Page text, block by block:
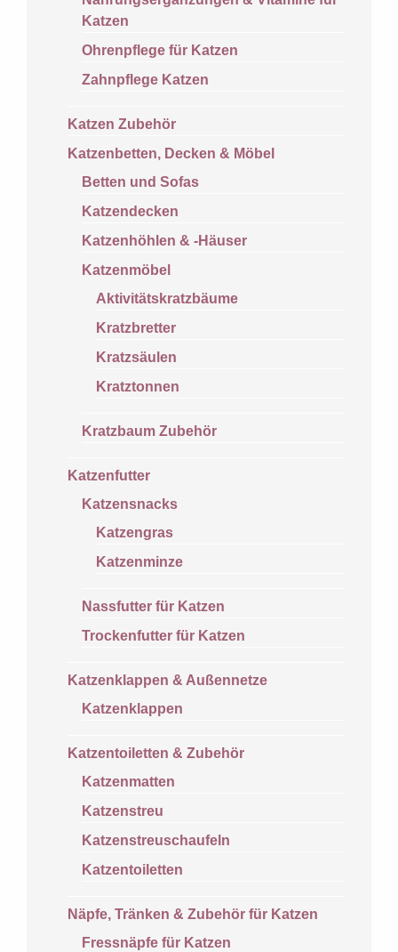
Katzen
Ohrenpflege für Katzen
Zahnpflege Katzen
Katzen Zubehör
Katzenbetten, Decken & Möbel
Betten und Sofas
Katzendecken
Katzenhöhlen & -Häuser
Katzenmöbel
Aktivitätskratzbäume
Kratzbretter
Kratzsäulen
Kratztonnen
Kratzbaum Zubehör
Katzenfutter
Katzensnacks
Katzengras
Katzenminze
Nassfutter für Katzen
Trockenfutter für Katzen
Katzenklappen & Außennetze
Katzenklappen
Katzentoiletten & Zubehör
Katzenmatten
Katzenstreu
Katzenstreuschaufeln
Katzentoiletten
Näpfe, Tränken & Zubehör für Katzen
Fressnäpfe für Katzen